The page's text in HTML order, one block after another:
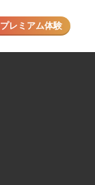
プレミアム体験